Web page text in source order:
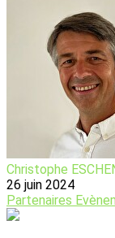
Christophe
26 juin 2024
Partenaires